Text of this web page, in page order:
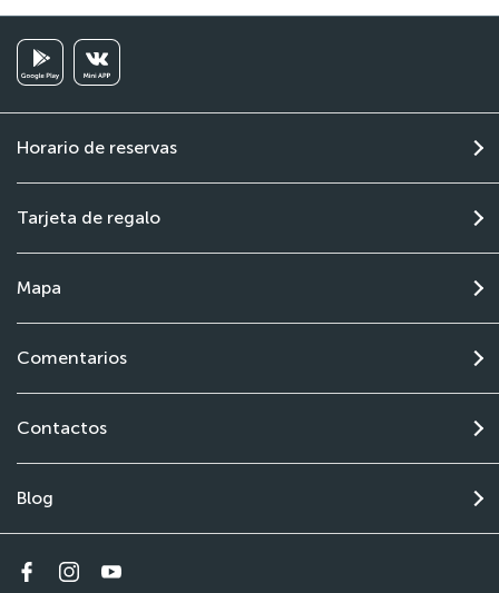
Horario de reservas
Tarjeta de regalo
Mapa
Comentarios
Contactos
Blog